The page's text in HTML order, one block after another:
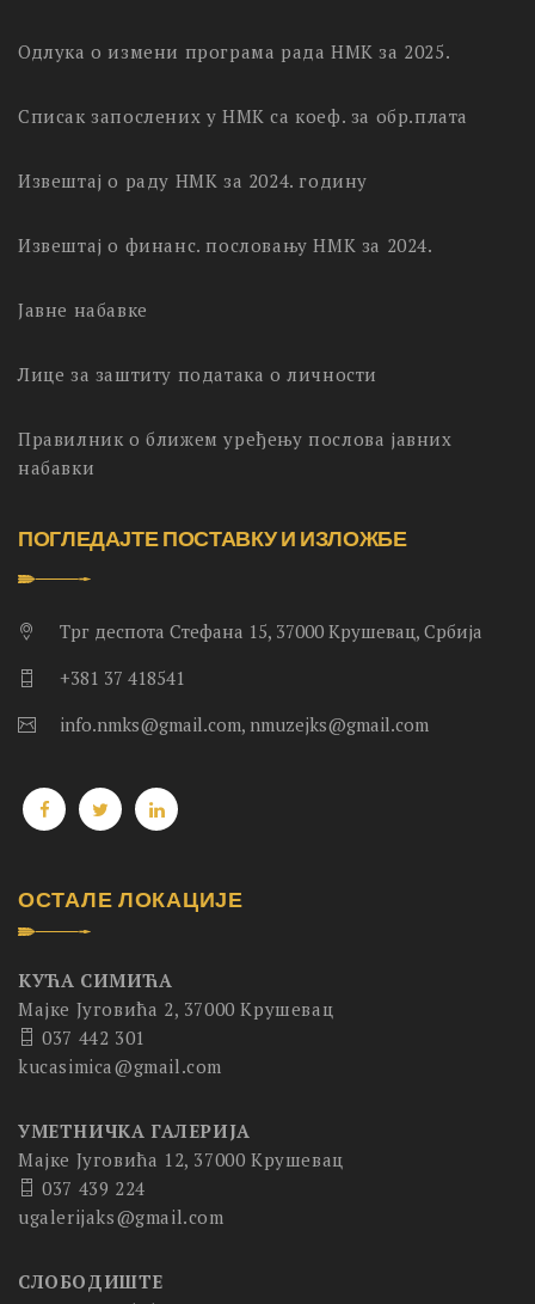
Одлука о измени програма рада НМК за 2025.
Списак запослених у НМК са коеф. за обр.плата
Извештај о раду НМК за 2024. годину
Извештај о финанс. пословању НМК за 2024.
Јавне набавке
Лице за заштиту података о личности
Правилник о ближем уређењу послова јавних
набавки
ПОГЛЕДАЈТЕ ПОСТАВКУ И ИЗЛОЖБЕ
Трг деспота Стефана 15, 37000 Крушевац, Србија
+381 37 418541
info.nmks@gmail.com, nmuzejks@gmail.com
ОСТАЛЕ ЛОКАЦИЈЕ
КУЋА СИМИЋА
Мајке Југовића 2, 37000 Крушевац
037 442 301
kucasimica@gmail.com
УМЕТНИЧКА ГАЛЕРИЈА
Мајке Југовића 12, 37000 Крушевац
037 439 224
ugalerijaks@gmail.com
СЛОБОДИШТЕ